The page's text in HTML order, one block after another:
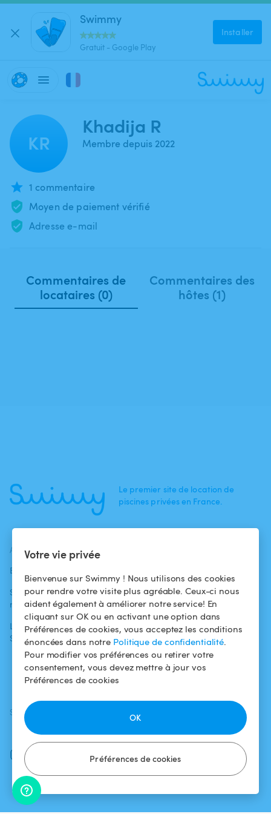
Votre vie privée
Bienvenue sur Swimmy ! Nous utilisons des cookies
pour rendre votre visite plus agréable. Ceux-ci nous
aident également à améliorer notre service! En
cliquant sur OK ou en activant une option dans
Préférences de cookies, vous acceptez les conditions
énoncées dans notre Politique de confidentialité.
Pour modifier vos préférences ou retirer votre
consentement, vous devez mettre à jour vos
Préférences de cookies
Préférences de cookies
OK
Swimmy
Gratuit - Google Play
Installer
KR
Khadija R
Membre depuis 2022
1 commentaire
Moyen de paiement vérifié
Adresse e-mail
Commentaires de
locataires (0)
Commentaires des
hôtes (1)
Le premier site de location de
piscines privées en France.
ACTUALITÉS
Blog
Swimmy dans les
médias
L'aventure
Swimmy
baigneurs
Pour les
propriétaires
Louer ma piscine
Comment ça
marche ?
Conditions
d'utilisation
Politique de
confidentialité
Mentions légales
SUIVEZ-NOUS
Facebook
Instagram